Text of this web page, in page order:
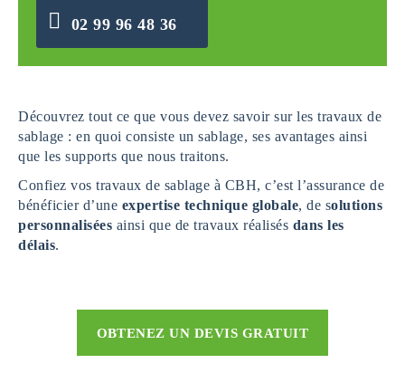
02 99 96 48 36
Découvrez tout ce que vous devez savoir sur les travaux de
sablage : en quoi consiste un sablage, ses avantages ainsi
que les supports que nous traitons.
Confiez vos travaux de sablage à CBH, c’est l’assurance de
bénéficier d’une expertise technique globale, de solutions
personnalisées ainsi que de travaux réalisés dans les
délais.
OBTENEZ UN DEVIS GRATUIT